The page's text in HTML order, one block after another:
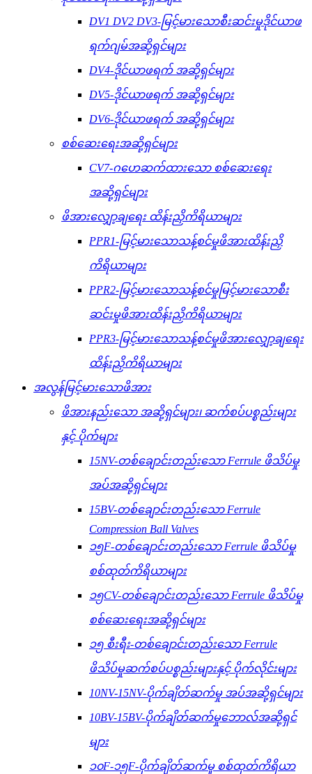
DV1 DV2 DV3-မြင့်မားသောစီးဆင်းမှုဒိုင်ယာဖ
ရက်ဂျမ်အဆို့ရှင်များ
DV4-ဒိုင်ယာဖရက် အဆို့ရှင်များ
DV5-ဒိုင်ယာဖရက် အဆို့ရှင်များ
DV6-ဒိုင်ယာဖရက် အဆို့ရှင်များ
စစ်ဆေးရေးအဆို့ရှင်များ
CV7-ဂဟေဆက်ထားသော စစ်ဆေးရေး
အဆို့ရှင်များ
ဖိအားလျှော့ချရေး ထိန်းညှိကိရိယာများ
PPR1-မြင့်မားသောသန့်စင်မှုဖိအားထိန်းညှိ
ကိရိယာများ
PPR2-မြင့်မားသောသန့်စင်မှုမြင့်မားသောစီး
ဆင်းမှုဖိအားထိန်းညှိကိရိယာများ
PPR3-မြင့်မားသောသန့်စင်မှုဖိအားလျှော့ချရေး
ထိန်းညှိကိရိယာများ
အလွန်မြင့်မားသောဖိအား
ဖိအားနည်းသော အဆို့ရှင်များ၊ ဆက်စပ်ပစ္စည်းများ
နှင့် ပိုက်များ
15NV-တစ်ချောင်းတည်းသော Ferrule ဖိသိပ်မှု
အပ်အဆို့ရှင်များ
15BV-တစ်ချောင်းတည်းသော Ferrule
Compression Ball Valves
၁၅F-တစ်ချောင်းတည်းသော Ferrule ဖိသိပ်မှု
စစ်ထုတ်ကိရိယာများ
၁၅CV-တစ်ချောင်းတည်းသော Ferrule ဖိသိပ်မှု
စစ်ဆေးရေးအဆို့ရှင်များ
၁၅ စီးရီး-တစ်ချောင်းတည်းသော Ferrule
ဖိသိပ်မှုဆက်စပ်ပစ္စည်းများနှင့် ပိုက်လိုင်းများ
10NV-15NV-ပိုက်ချိတ်ဆက်မှု အပ်အဆို့ရှင်များ
10BV-15BV-ပိုက်ချိတ်ဆက်မှုဘောလ်အဆို့ရှင်
များ
၁၀F-၁၅F-ပိုက်ချိတ်ဆက်မှု စစ်ထုတ်ကိရိယာ